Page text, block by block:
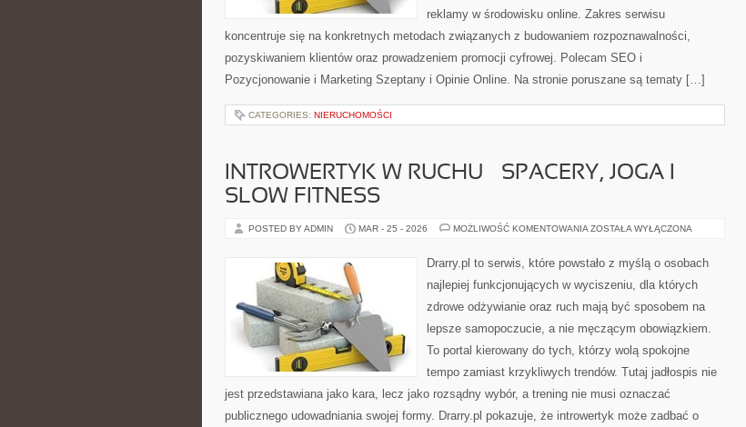
reklamy w środowisku online. Zakres serwisu
koncentruje się na konkretnych metodach związanych z budowaniem rozpoznawalności,
pozyskiwaniem klientów oraz prowadzeniem promocji cyfrowej. Polecam SEO i
Pozycjonowanie i Marketing Szeptany i Opinie Online. Na stronie poruszane są tematy […]
CATEGORIES: NIERUCHOMOŚCI
INTROWERTYK W RUCHU – SPACERY, JOGA I
SLOW FITNESS
POSTED BY ADMIN MAR - 25 - 2026 MOŻLIWOŚĆ KOMENTOWANIA INTROWERTYK
SPACERY,
I
FITNESS
ZOSTAŁA WYŁĄCZONA
Drarry.pl to serwis, które powstało z myślą o osobach
najlepiej funkcjonujących w wyciszeniu, dla których
zdrowe odżywianie oraz ruch mają być sposobem na
lepsze samopoczucie, a nie męczącym obowiązkiem.
To portal kierowany do tych, którzy wolą spokojne
tempo zamiast krzykliwych trendów. Tutaj jadłospis nie
jest przedstawiana jako kara, lecz jako rozsądny wybór, a trening nie musi oznaczać
publicznego udowadniania swojej formy. Drarry.pl pokazuje, że introwertyk może zadbać o